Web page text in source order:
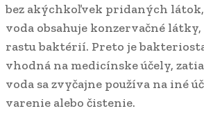
bez akýchkoľvek pridaných
voda obsahuje konzervačné
rastu baktérií. Preto je
vhodná na medicínske účely,
voda sa zvyčajne používa na iné
varenie alebo čistenie.